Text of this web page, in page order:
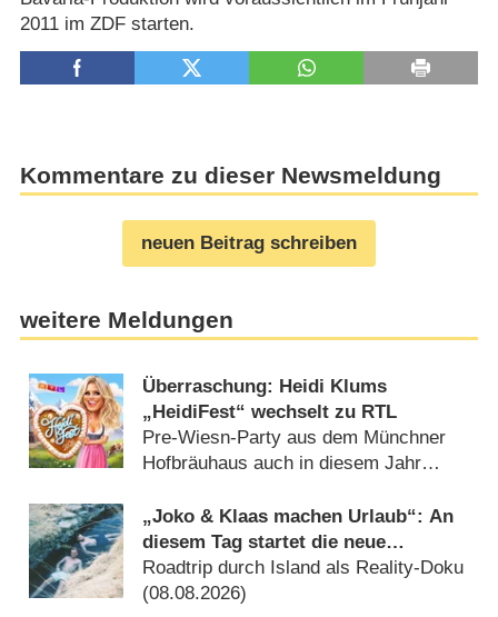
2011 im ZDF starten.
Kommentare zu dieser Newsmeldung
neuen Beitrag schreiben
weitere Meldungen
Überraschung: Heidi Klums
„HeidiFest“ wechselt zu RTL
Pre-Wiesn-Party aus dem Münchner
Hofbräuhaus auch in diesem Jahr
„Joko & Klaas machen Urlaub“: An
diesem Tag startet die neue
Sendung des Entertainer-Duos
Roadtrip durch Island als Reality-Doku
(08.08.2026)